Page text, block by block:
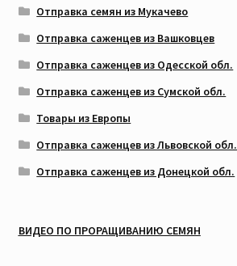
Отправка семян из Мукачево
Отправка саженцев из Вашковцев
Отправка саженцев из Одесской обл.
Отправка саженцев из Сумской обл.
Товары из Европы
Отправка саженцев из Львовской обл.
Отправка саженцев из Донецкой обл.
ВИДЕО ПО ПРОРАЩИВАНИЮ СЕМЯН